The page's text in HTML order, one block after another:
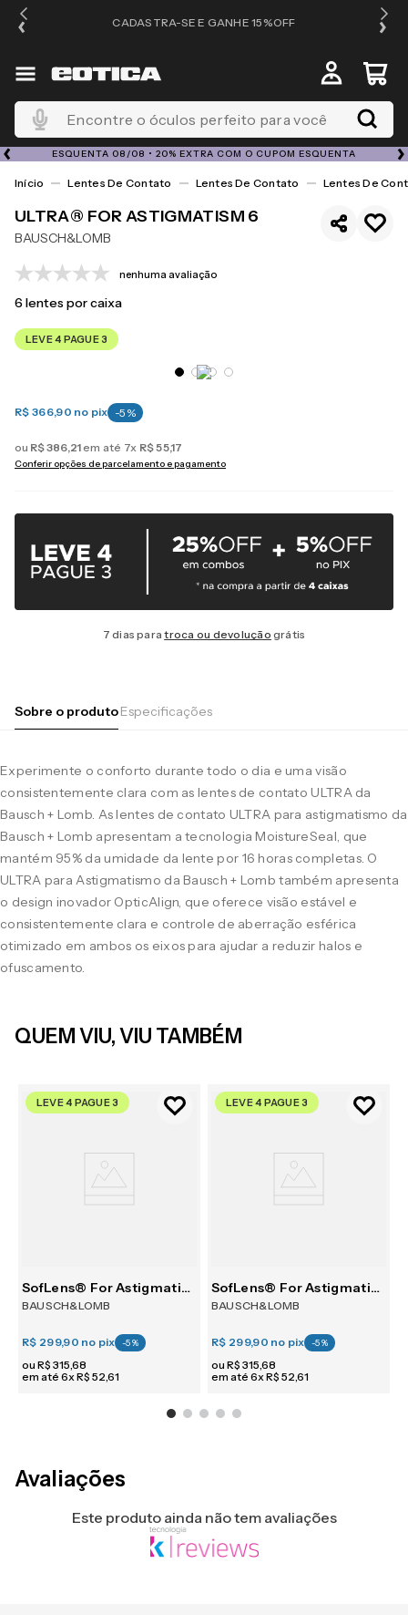
CADASTRA-SE E GANHE 15%OFF
Encontre o óculos perfeito para você
ESQUENTA 08/08 • 20% EXTRA COM O CUPOM ESQUENTA
Lentes De Contato Lentes De Contato Lentes De
ULTRA® FOR ASTIGMATISM 6
BAUSCH&LOMB
nenhuma avaliação
6 lentes por caixa
LEVE 4 PAGUE 3
R$ 366,90 no pix -5 %
ou R$386,21 em até 7x R$55,17
Conferir opções de parcelamento e pagamento
7 dias paratroca ou devolução grátis
Sobre o produtoEspecificações
Experimente o conforto durante todo o dia e uma visão
consistentemente clara com as lentes de contato ULTRA da
Bausch + Lomb. As lentes de contato ULTRA para astigmatismo da
Bausch + Lomb apresentam a tecnologia MoistureSeal, que
mantém 95% da umidade da lente por 16 horas completas. O
ULTRA para Astigmatismo da Bausch + Lomb também apresenta
o design inovador OpticAlign, que oferece visão estável e
consistentemente clara e controle de aberração esférica
otimizado em ambos os eixos para ajudar a reduzir halos e
ofuscamento.
QUEM VIU, VIU TAMBÉM
LEVE 4 PAGUE 3
SofLens® For Astigmatism 6
BAUSCH&LOMB
R$ 299,90 no pix -5%
ou R$ 315,68
em até 6xR$ 52,61
LEVE 4 PAGUE 3
SofLens® For Astigmatism 6
BAUSCH&LOMB
R$ 299,90 no pix -5%
ou R$ 315,68
em até 6xR$ 52,61
Avaliações
Este produto ainda não tem avaliações